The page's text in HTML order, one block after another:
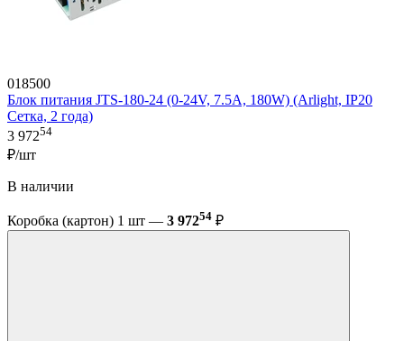
018500
Блок питания JTS-180-24 (0-24V, 7.5A, 180W) (Arlight, IP20
Сетка, 2 года)
3 97254
₽/шт
В наличии
Коробка (картон) 1 шт — 3 97254 ₽